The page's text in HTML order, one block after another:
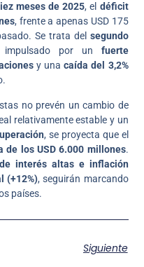
meses de 2025, el déficit
, frente a apenas USD 175
Se trata del segundo
por un fuerte
y unacaída del 3,2%
no prevén un cambio de
relativamente estable y un
, se proyecta que el
los USD 6.000 millones.
interés altas e inflación
(+12%), seguirán marcando
países.
Siguiente